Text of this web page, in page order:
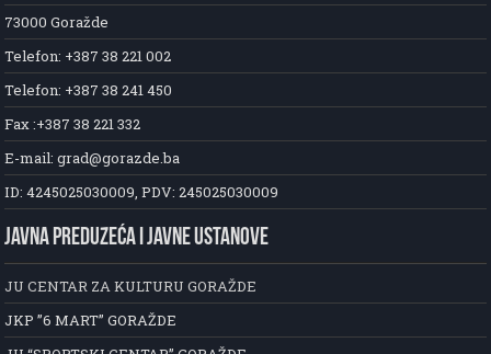
73000 Goražde
Telefon: +387 38 221 002
Telefon: +387 38 241 450
Fax :+387 38 221 332
E-mail: grad@gorazde.ba
ID: 4245025030009, PDV: 245025030009
JAVNA PREDUZEĆA I JAVNE USTANOVE
JU CENTAR ZA KULTURU GORAŽDE
JKP ”6 MART” GORAŽDE